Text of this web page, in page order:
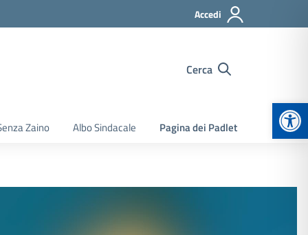
Accedi
Cerca
Zaino Albo Sindacale Pagina dei Padlet